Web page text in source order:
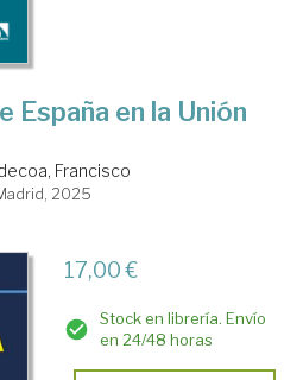
España en la Unión
Francisco
2025
17,00 €
Stock en librería. Envío
en 24/48 horas